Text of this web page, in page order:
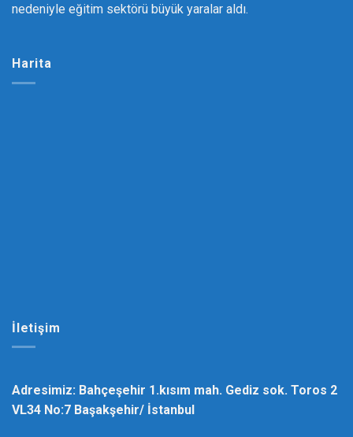
nedeniyle eğitim sektörü büyük yaralar aldı.
Harita
İletişim
Adresimiz: Bahçeşehir 1.kısım mah. Gediz sok. Toros 2
VL34 No:7 Başakşehir/ İstanbul